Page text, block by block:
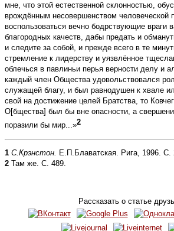
мне, что этой естественной склонностью,
врождённым несовершенством человеческой
воспользоваться вечно бодрствующие враги
благородных качеств, дабы предать и
и следите за собой, и прежде всего в те
стремление к лидерству и уязвлённое
облечься в павлиньи перья верности делу и
каждый член Общества удовольствовался
служащей благу, и был равнодушен к хвале
свой на достижение целей Братства, то
О[бщества] был бы вне опасности, а
поразили бы мир...»2
1 С.Крэнстон. Е.П.Блаватская. Рига, 1996. С.
2 Там же. С. 489.
Рассказать о статье